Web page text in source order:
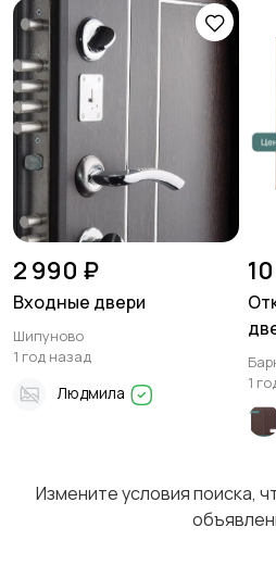
2 990 ₽
Входные двери
Шипуново
1 год назад
Людмила
1
Измените условия поиска,